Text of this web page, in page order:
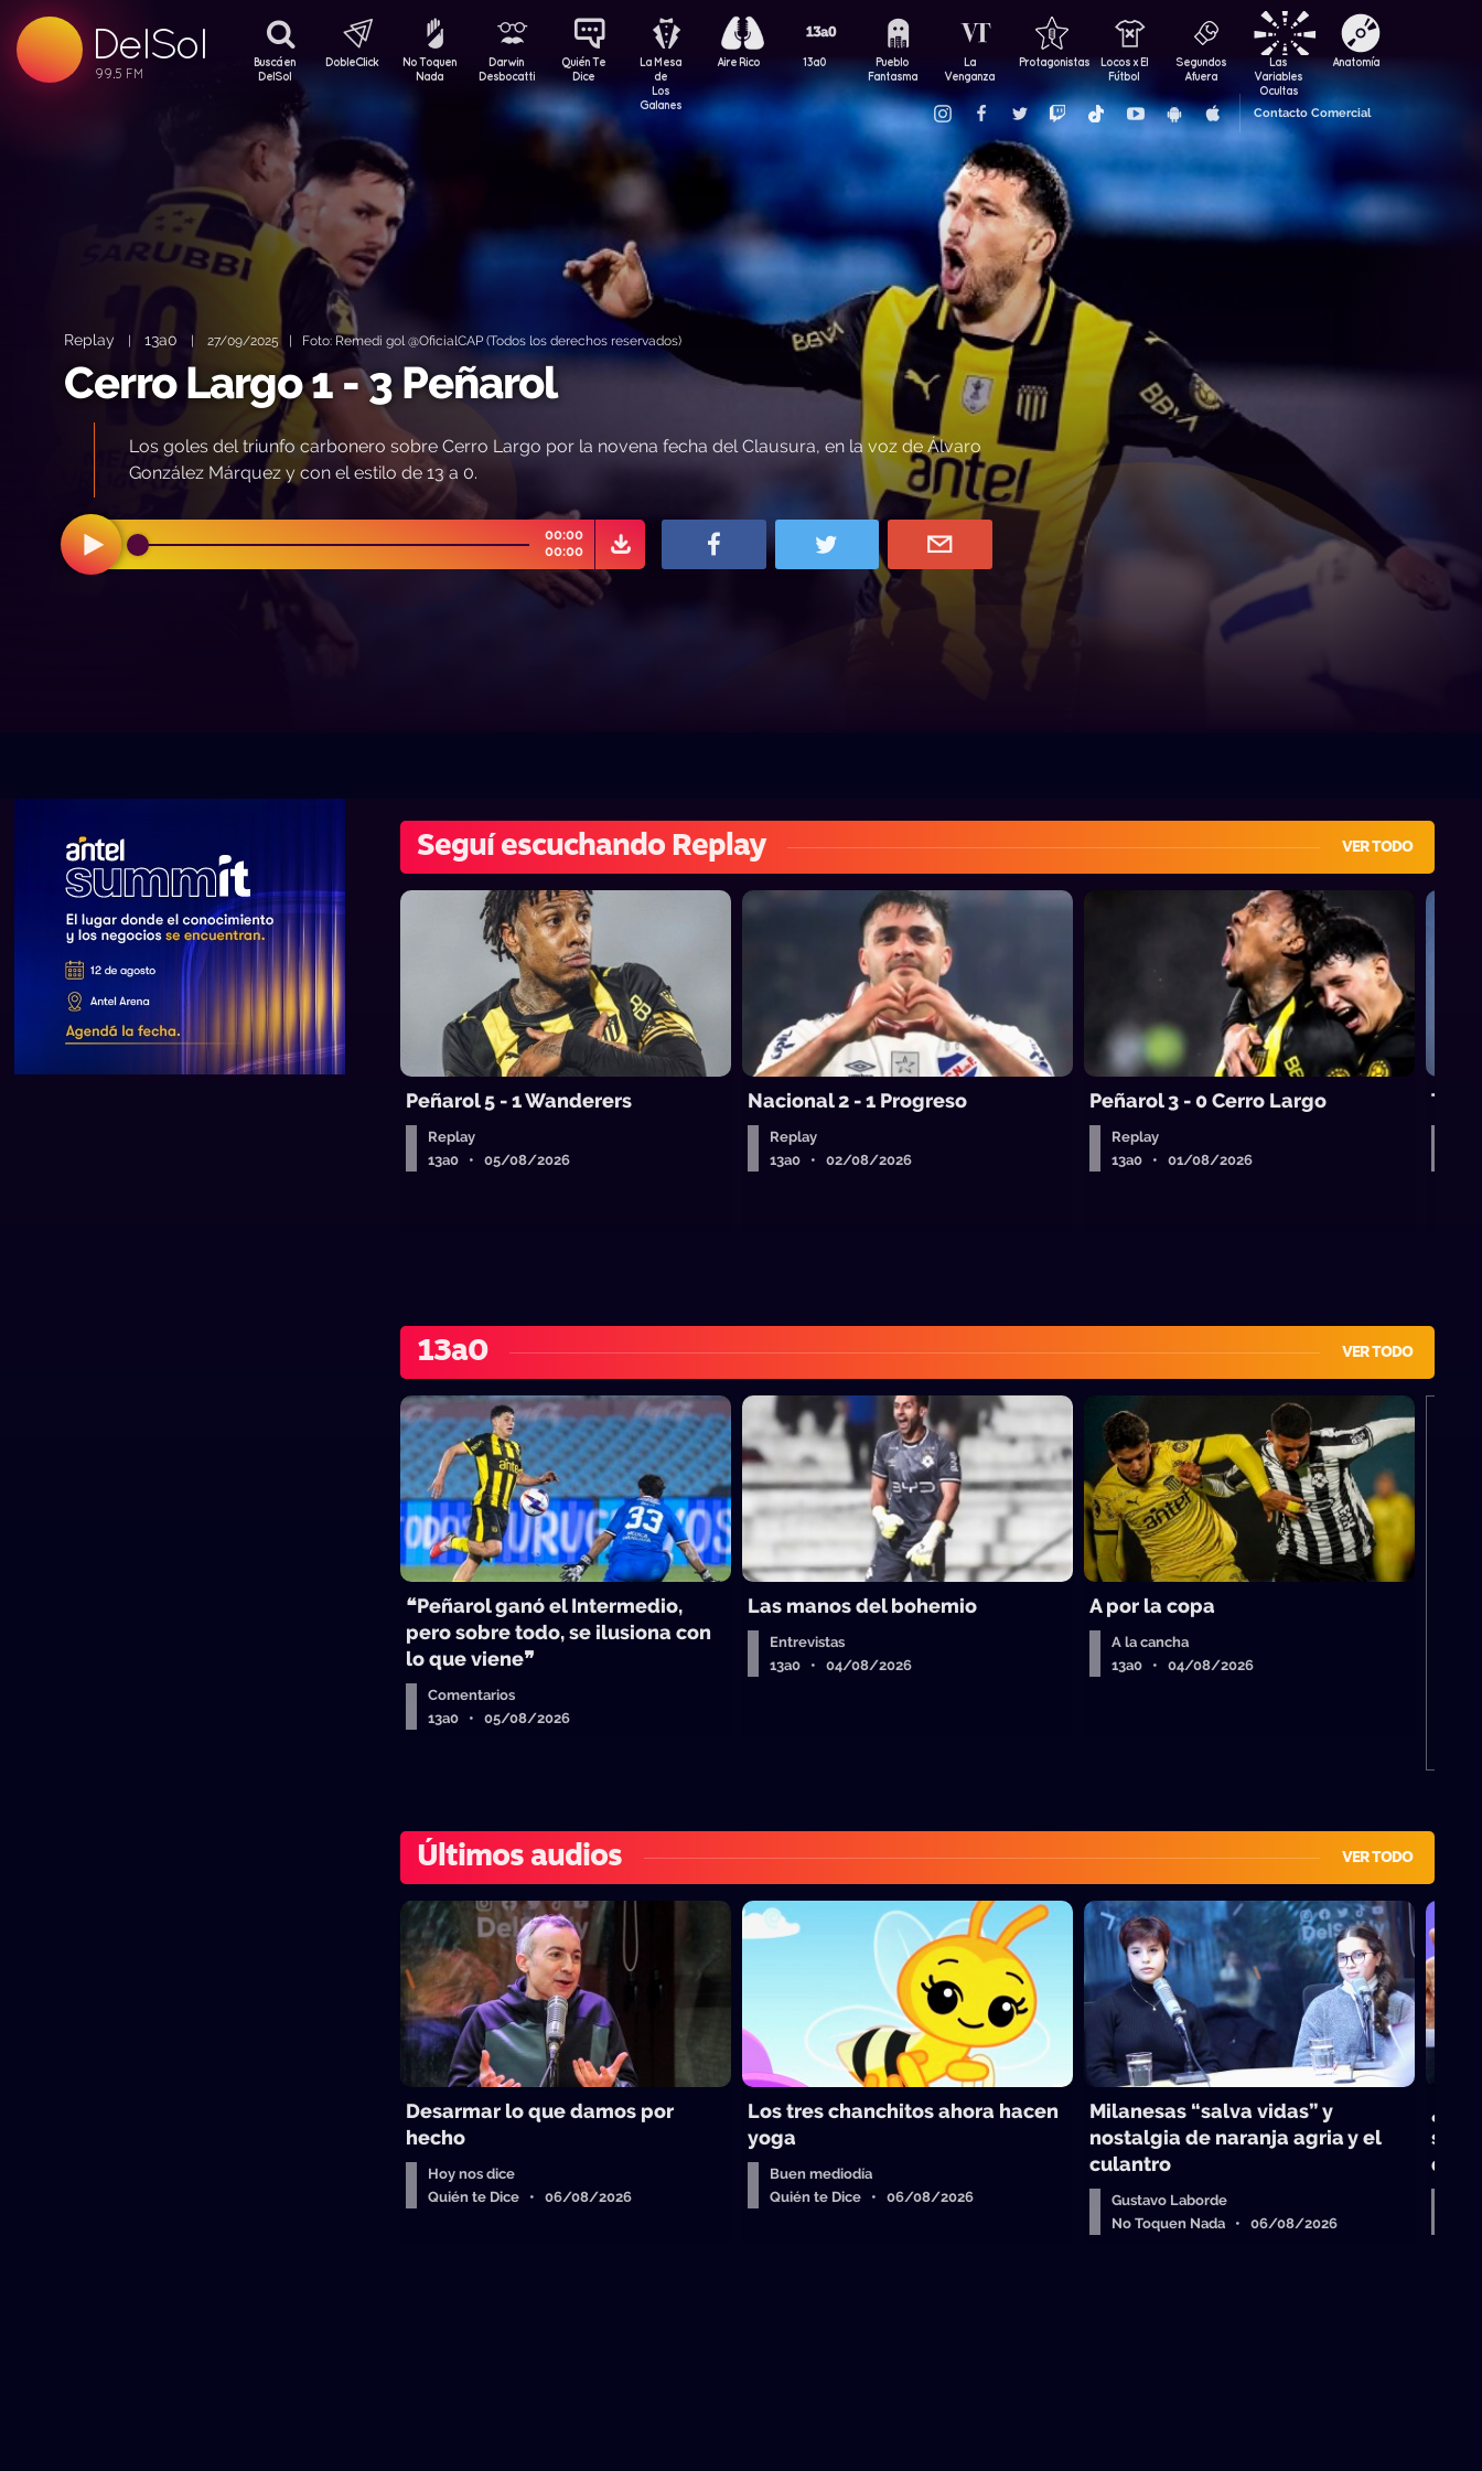
DelSol
99.5 FM
Buscá en
DelSol
DobleClick
No Toquen
Nada
Darwin
Desbocatti
Quién Te
Dice
La Mesa
de
Los
Galanes
Aire Rico 13a0
Pueblo
Fantasma
La
Venganza
Protagonistas
Locos x El
Fútbol
Segundos
Afuera
Las
Variables
Ocultas
Anatomía
Contacto Comercial
Replay | 13a0 | 27/09/2025 | Foto: Remedi gol @OficialCAP (Todos los derechos reservados)
Cerro Largo 1 - 3 Peñarol
Los goles del triunfo carbonero sobre Cerro Largo por la novena fecha del Clausura, en la voz de Álvaro
González Márquez y con el estilo de 13 a 0.
00:00
00:00
Seguí escuchando Replay VER TODO
Peñarol 5 - 1 Wanderers
Replay
13a0 • 05/08/2026
Nacional 2 - 1 Progreso
Replay
13a0 • 02/08/2026
Peñarol 3 - 0 Cerro Largo
Replay
13a0 • 01/08/2026
13a0 VER TODO
❝Peñarol ganó el Intermedio,
pero sobre todo, se ilusiona con
lo que viene❞
Comentarios
13a0 • 05/08/2026
Las manos del bohemio
Entrevistas
13a0 • 04/08/2026
A por la copa
A la cancha
13a0 • 04/08/2026
Últimos audios VER TODO
Desarmar lo que damos por
hecho
Hoy nos dice
Quién te Dice • 06/08/2026
Los tres chanchitos ahora hacen
yoga
Buen mediodía
Quién te Dice • 06/08/2026
Milanesas “salva vidas” y
nostalgia de naranja agria y el
culantro
Gustavo Laborde
No Toquen Nada • 06/08/2026
que